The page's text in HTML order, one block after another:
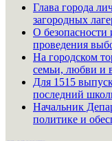
Глава города
загородных
О безопасности
проведения
На городском
семьи, любви и
Для 1515
последний
Начальник
политике и